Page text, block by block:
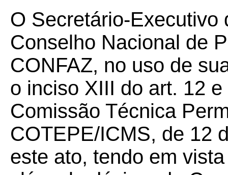
O Secretário-Executivo
Conselho Nacional de
CONFAZ, no uso de
o inciso XIII do art. 12
Comissão Técnica
COTEPE/ICMS, de 12
este ato, tendo em